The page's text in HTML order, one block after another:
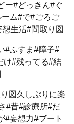
ー#どっきん#ぐ
ム#で#ごろご
生活#間取り図
#ふすま#障子#
け#残ってる#結
図久しぶりに楽
#昔#診療所#だ
#妄想力#ブート